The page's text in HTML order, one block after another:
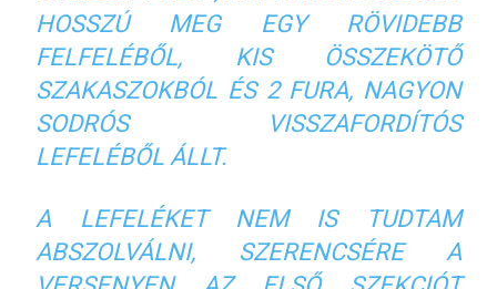
HOSSZÚ MEG EGY RÖVIDEBB
FELFELÉBŐL, KIS ÖSSZEKÖTŐ
SZAKASZOKBÓL ÉS 2 FURA, NAGYON
SODRÓS VISSZAFORDÍTÓS
LEFELÉBŐL ÁLLT.
A LEFELÉKET NEM IS TUDTAM
ABSZOLVÁLNI, SZERENCSÉRE A